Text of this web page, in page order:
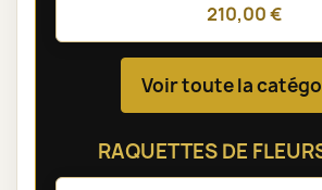
210,00 €
Voir toute la
RAQUETTES DE